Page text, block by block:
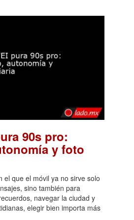
90s pro:
y foto
el que el móvil ya no sirve solo
sino también para
navegar la ciudad y
elegir bien importa más